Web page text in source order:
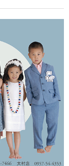
れのある仮装。
る仮装。
飾。
おりませんことご
の皆様へ
ませ。